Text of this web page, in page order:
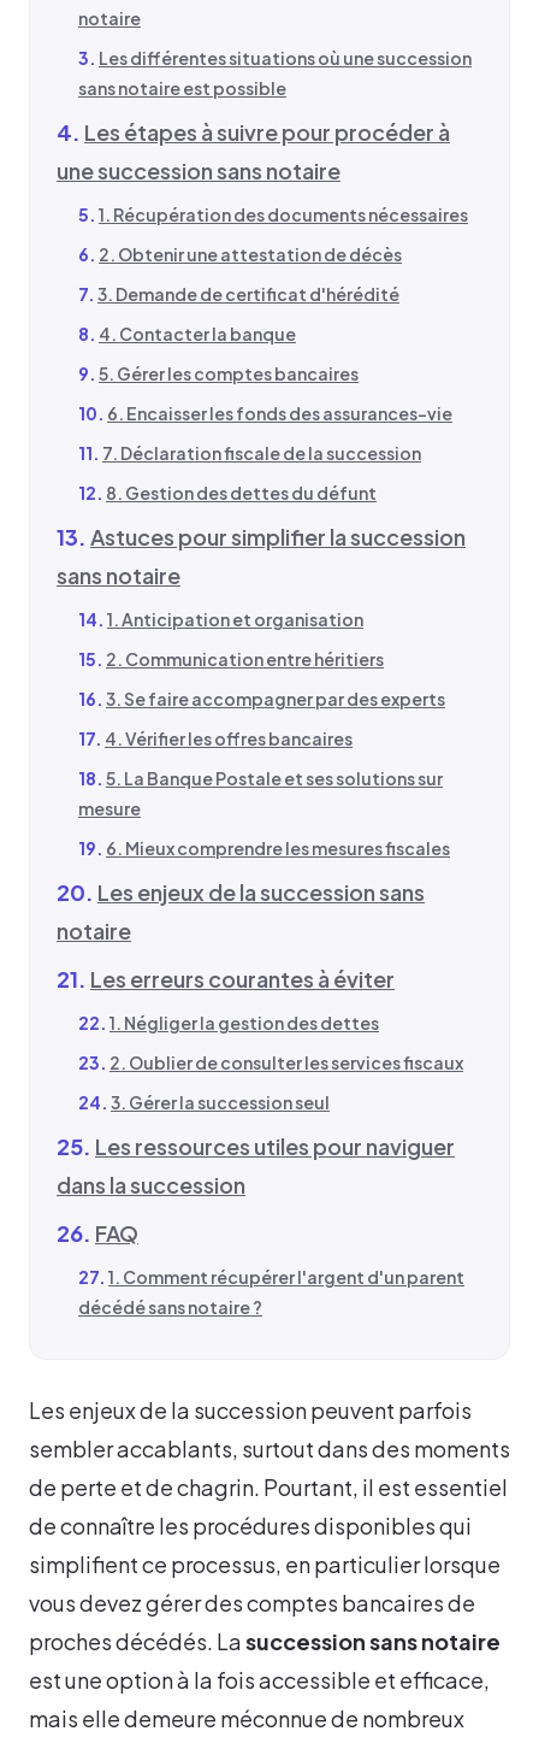
notaire
Les différentes situations où une succession
sans notaire est possible
Les étapes à suivre pour procéder à
une succession sans notaire
1. Récupération des documents nécessaires
2. Obtenir une attestation de décès
3. Demande de certificat d'hérédité
4. Contacter la banque
5. Gérer les comptes bancaires
6. Encaisser les fonds des assurances-vie
7. Déclaration fiscale de la succession
8. Gestion des dettes du défunt
Astuces pour simplifier la succession
sans notaire
1. Anticipation et organisation
2. Communication entre héritiers
3. Se faire accompagner par des experts
4. Vérifier les offres bancaires
5. La Banque Postale et ses solutions sur
mesure
6. Mieux comprendre les mesures fiscales
Les enjeux de la succession sans
notaire
Les erreurs courantes à éviter
1. Négliger la gestion des dettes
2. Oublier de consulter les services fiscaux
3. Gérer la succession seul
Les ressources utiles pour naviguer
dans la succession
FAQ
1. Comment récupérer l'argent d'un parent
décédé sans notaire ?
Les enjeux de la succession peuvent parfois
sembler accablants, surtout dans des moments
de perte et de chagrin. Pourtant, il est essentiel
de connaître les procédures disponibles qui
simplifient ce processus, en particulier lorsque
vous devez gérer des comptes bancaires de
proches décédés. Lasuccession sans notaire
est une option à la fois accessible et efficace,
mais elle demeure méconnue de nombreux